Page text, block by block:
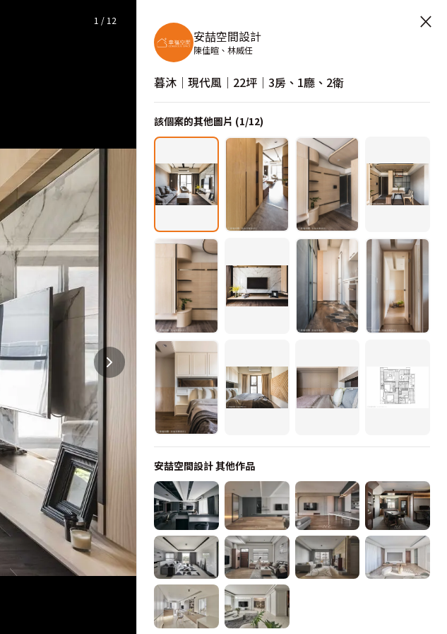
1 / 12 ×
安喆空間設計
陳佳暄、林威任
暮沐｜現代風｜22坪｜3房、1廳、2衛
該個案的其他圖片 (1/12)
安喆空間設計其他作品